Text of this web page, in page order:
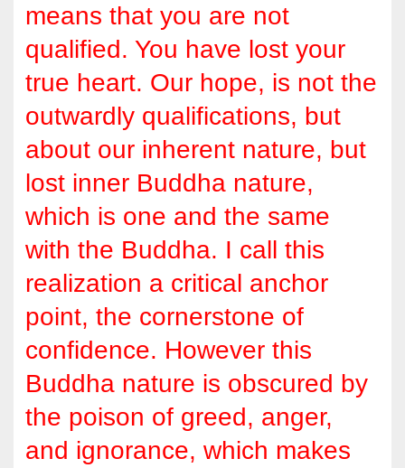
means that you are not
qualified. You have lost your
true heart. Our hope, is not the
outwardly qualifications, but
about our inherent nature, but
lost inner Buddha nature,
which is one and the same
with the Buddha. I call this
realization a critical anchor
point, the cornerstone of
confidence. However this
Buddha nature is obscured by
the poison of greed, anger,
and ignorance, which makes